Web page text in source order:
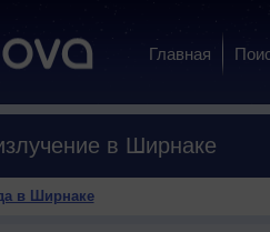
Главная
в Ширнаке
в Ширнаке